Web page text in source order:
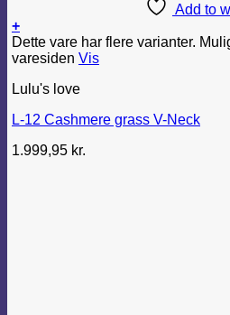
Add to
+
Dette vare har flere varianter.
varesiden Vis
Lulu's love
L-12 Cashmere grass V-Neck
1.999,95 kr.